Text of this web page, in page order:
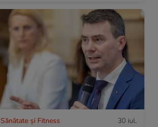
Sănătate și Fitness 30 iul.